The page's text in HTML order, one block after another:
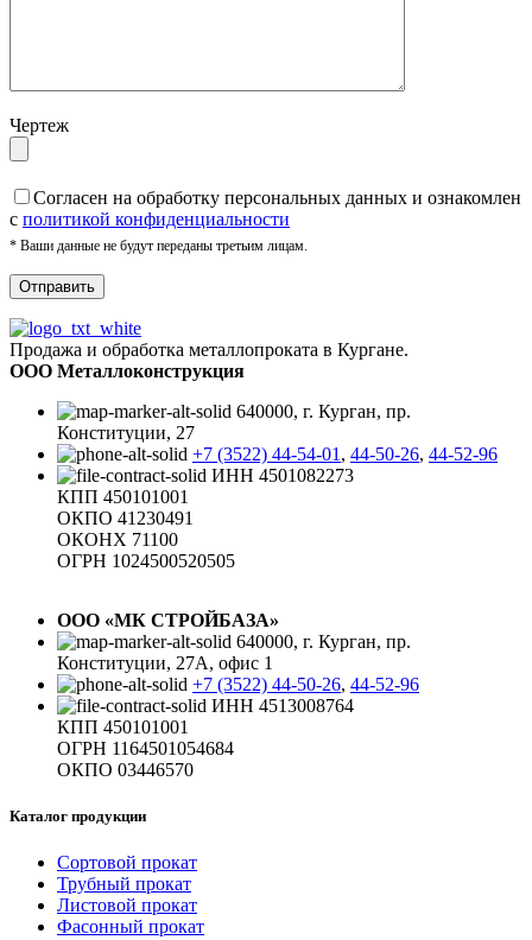
Чертеж
Cогласен на обработку персональных данных и ознакомлен
с политикой конфиденциальности
* Ваши данные не будут переданы третьим лицам.
Продажа и обработка металлопроката в Кургане.
ООО Металлоконструкция
640000, г. Курган, пр.
Конституции, 27
+7 (3522) 44-54-01 , 44-50-26, 44-52-96
ИНН 4501082273
КПП 450101001
ОКПО 41230491
ОКОНХ 71100
ОГРН 1024500520505
ООО «МК СТРОЙБАЗА»
640000, г. Курган, пр.
Конституции, 27А, офис 1
+7 (3522) 44-50-26, 44-52-96
ИНН 4513008764
КПП 450101001
ОГРН 1164501054684
ОКПО 03446570
Каталог продукции
Сортовой прокат
Трубный прокат
Листовой прокат
Фасонный прокат